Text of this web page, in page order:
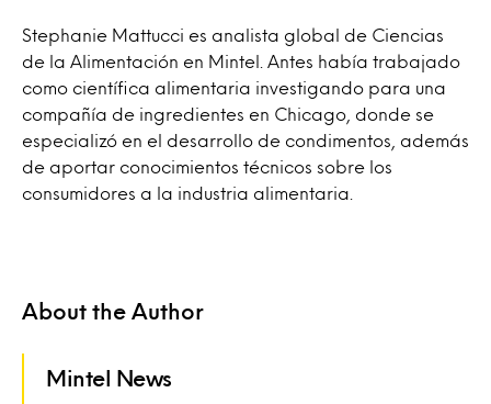
Stephanie Mattucci es analista global de Ciencias
de la Alimentación en Mintel. Antes había trabajado
como científica alimentaria investigando para una
compañía de ingredientes en Chicago, donde se
especializó en el desarrollo de condimentos, además
de aportar conocimientos técnicos sobre los
consumidores a la industria alimentaria.
About the Author
Mintel News